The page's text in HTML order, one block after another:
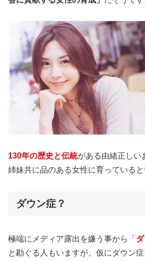
130年の歴史と伝統がある由緒正しい
姉妹共に品のある女性に育っていると
ダウン症？
極端にメディア露出を嫌う事から「
と勘ぐる人もいますが、仮にダウン